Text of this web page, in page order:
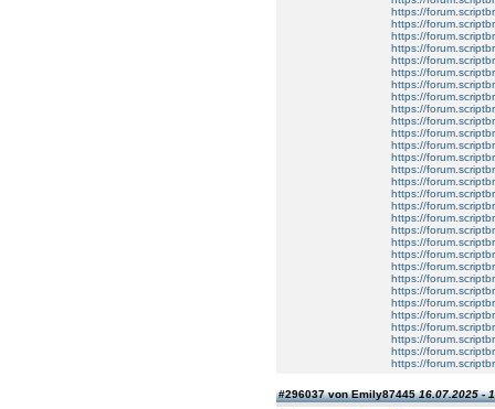
https://
https://
https://
https://
https://
https://
https://
https://
https://
https://
https://
https://
https://
https://
https://
https://
https://
https://
https://
https://
https://
https://
https://
https://
https://
https://
https://
https://
https://
https://
#296037 von Emily8744516.07.2025 -